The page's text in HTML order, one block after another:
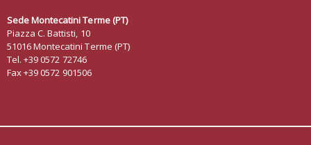
Sede Montecatini Terme (PT)
Piazza C. Battisti, 10
51016 Montecatini Terme (PT)
Tel. +39 0572 72746
Fax +39 0572 901506